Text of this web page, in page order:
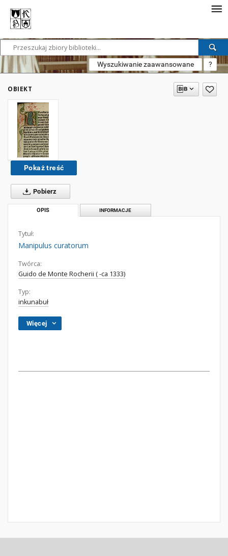
Wyszukiwanie zaawansowane ?
OBIEKT
Pokaż treść
Pobierz
OPIS INFORMACJE
Tytuł:
Manipulus curatorum
Twórca:
Guido de Monte Rocherii ( -ca 1333)
Typ:
inkunabuł
Więcej